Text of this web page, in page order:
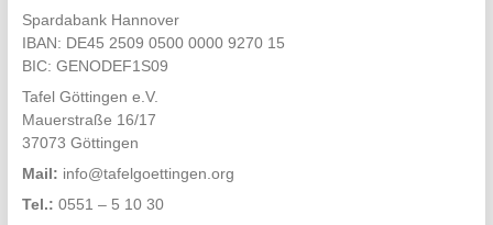
Spardabank Hannover
IBAN: DE45 2509 0500 0000 9270 15
BIC: GENODEF1S09
Tafel Göttingen e.V.
Mauerstraße 16/17
37073 Göttingen
Mail: info@tafelgoettingen.org
Tel.: 0551 – 5 10 30